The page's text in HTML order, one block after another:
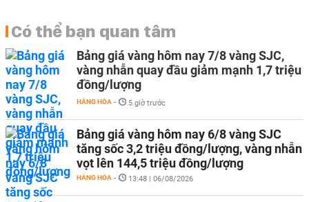
Có thể bạn quan tâm
Bảng giá vàng hôm nay 7/8 vàng SJC,
vàng nhẫn quay đầu giảm mạnh 1,7 triệu
đồng/lượng
HÀNG HÓA - 5 giờ trước
Bảng giá vàng hôm nay 6/8 vàng SJC
tăng sốc 3,2 triệu đồng/lượng, vàng nhẫn
vọt lên 144,5 triệu đồng/lượng
HÀNG HÓA - 13:48 | 06/08/2026